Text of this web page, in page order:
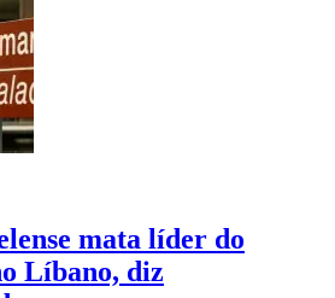
mata líder do
Líbano, diz